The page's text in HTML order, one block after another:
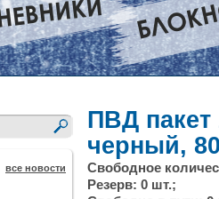
все новости
ПВД пакет
черный,
Свободное
Резерв: 0 шт.;